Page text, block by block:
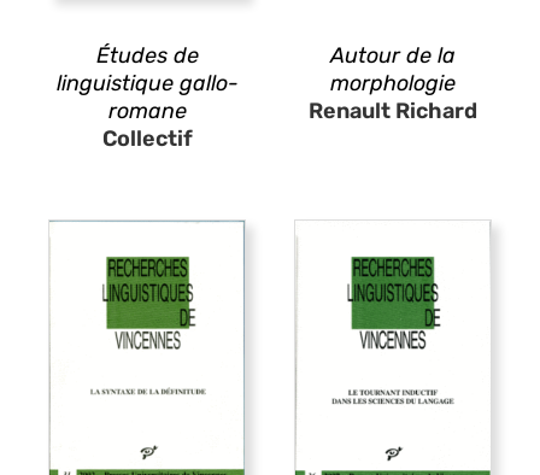
Études de
linguistique gallo-
romane
Collectif
Autour de la
morphologie
Renault Richard